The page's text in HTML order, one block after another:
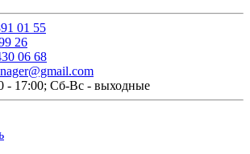
01 55
26
06 68
- 17:00; Сб-Вс - выходные